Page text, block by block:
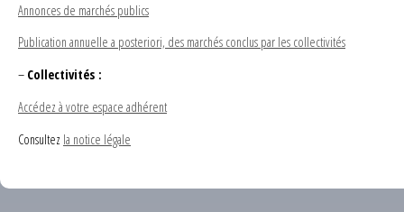
Annonces de marchés publics
Publication annuelle a posteriori, des marchés conclus par les collectivités
– Collectivités :
Accédez à votre espace adhérent
Consultez la notice légale